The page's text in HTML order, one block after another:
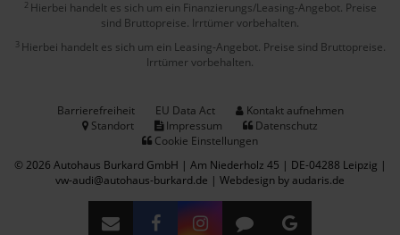
2 Hierbei handelt es sich um ein Finanzierungs/Leasing-Angebot. Preise
sind Bruttopreise. Irrtümer vorbehalten.
3 Hierbei handelt es sich um ein Leasing-Angebot. Preise sind Bruttopreise.
Irrtümer vorbehalten.
Barrierefreiheit EU Data Act
Kontakt aufnehmen
Standort
Impressum
Datenschutz
Cookie Einstellungen
© 2026 Autohaus Burkard GmbH | Am Niederholz 45 | DE-04288 Leipzig |
vw-audi@autohaus-burkard.de | Webdesign by audaris.de